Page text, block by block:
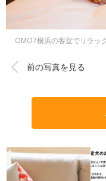
OMO7横浜の客室でリラッ
前の写真を見る